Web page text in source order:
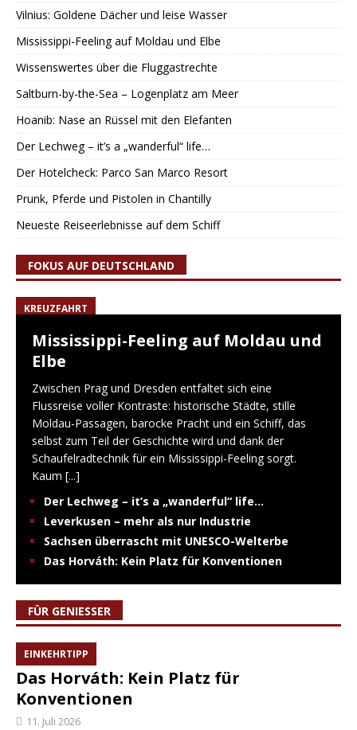
Vilnius: Goldene Dächer und leise Wasser
Mississippi-Feeling auf Moldau und Elbe
Wissenswertes über die Fluggastrechte
Saltburn-by-the-Sea – Logenplatz am Meer
Hoanib: Nase an Rüssel mit den Elefanten
Der Lechweg – it’s a „wanderful“ life…
Der Hotelcheck: Parco San Marco Resort
Prunk, Pferde und Pistolen in Chantilly
Neueste Reiseerlebnisse auf dem Schiff
FOKUS AUF DEUTSCHLAND
KREUZFAHRT
Mississippi-Feeling auf Moldau und
Elbe
Zwischen Prag und Dresden entfaltet sich eine
Flussreise voller Kontraste: historische Städte, stille
Moldau-Passagen, barocke Pracht und ein Schiff, das
selbst zum Teil der Geschichte wird und dank der
Schaufelradtechnik für ein Mississippi-Feeling sorgt.
Kaum [...]
Der Lechweg – it’s a „wanderful“ life…
Leverkusen – mehr als nur Industrie
Sachsen überrascht mit UNESCO-Welterbe
Das Horváth: Kein Platz für Konventionen
FÜR GENIESSER
EINKEHRTIPP
Das Horváth: Kein Platz für
Konventionen
11. Juli 2026